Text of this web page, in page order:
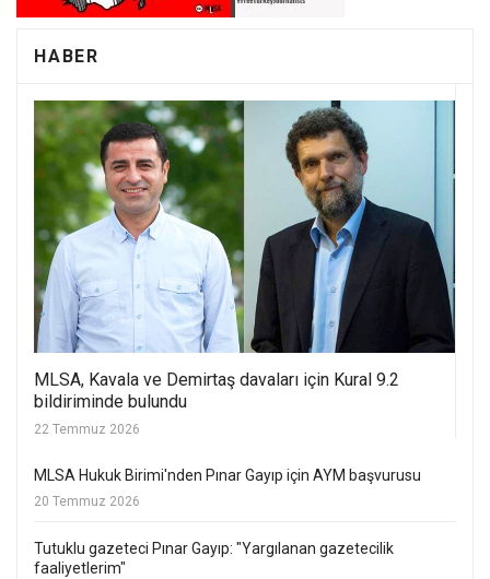
HABER
MLSA, Kavala ve Demirtaş davaları için Kural 9.2
bildiriminde bulundu
22 Temmuz 2026
MLSA Hukuk Birimi'nden Pınar Gayıp için AYM başvurusu
20 Temmuz 2026
Tutuklu gazeteci Pınar Gayıp: "Yargılanan gazetecilik
faaliyetlerim"